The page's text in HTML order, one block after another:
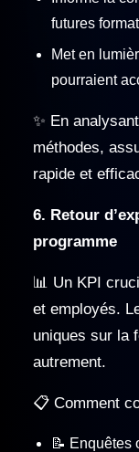
futures
Met en
pourraient
✨ En
méthodes,
rapide et
6. Retour
programme
📊 Un KPI
et employés.
uniques sur la
autrement.
📋 Comment
📝 Enquêtes